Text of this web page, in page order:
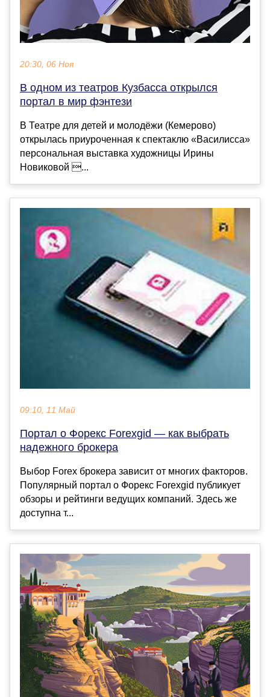
20:30, 06 Ноя
В одном из театров Кузбасса открылся
портал в мир фэнтези
В Театре для детей и молодёжи (Кемерово)
открылась приуроченная к спектаклю «Василисса»
персональная выставка художницы Ирины
Новиковой ...
09:10, 11 Май
Портал о Форекс Forexgid — как выбрать
надежного брокера
Выбор Forex брокера зависит от многих факторов.
Популярный портал о Форекс Forexgid публикует
обзоры и рейтинги ведущих компаний. Здесь же
доступна т...